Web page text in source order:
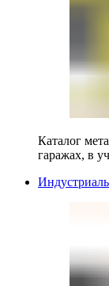
Каталог
гаражах, в